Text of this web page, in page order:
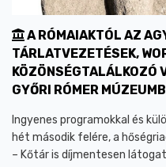
A RÓMAIAKTÓL AZ
TÁRLATVEZETÉSEK,
KÖZÖNSÉGTALÁLKOZÓ
GYŐRI RÓMER
Ingyenes programokkal és
hét második felére, a
– Kőtár is díjmentesen